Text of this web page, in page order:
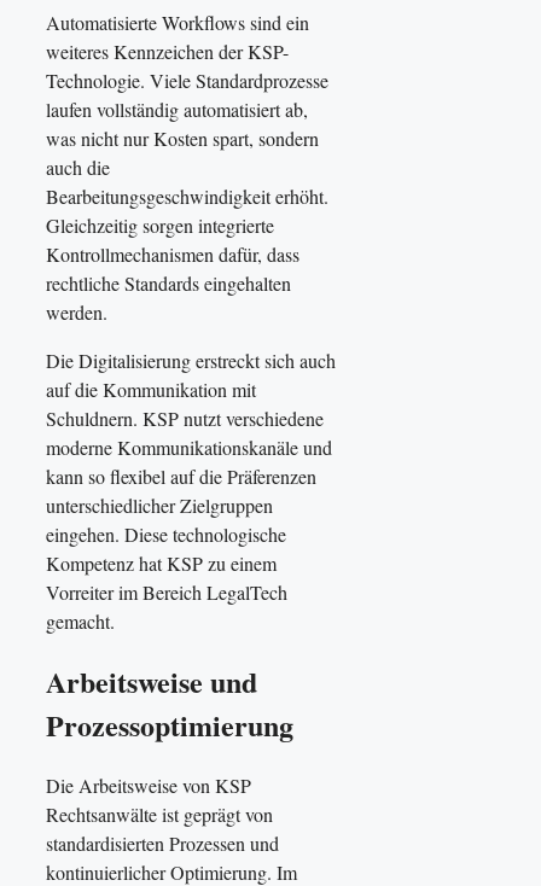
Automatisierte Workflows sind ein
weiteres Kennzeichen der KSP-
Technologie. Viele Standardprozesse
laufen vollständig automatisiert ab,
was nicht nur Kosten spart, sondern
auch die
Bearbeitungsgeschwindigkeit erhöht.
Gleichzeitig sorgen integrierte
Kontrollmechanismen dafür, dass
rechtliche Standards eingehalten
werden.
Die Digitalisierung erstreckt sich auch
auf die Kommunikation mit
Schuldnern. KSP nutzt verschiedene
moderne Kommunikationskanäle und
kann so flexibel auf die Präferenzen
unterschiedlicher Zielgruppen
eingehen. Diese technologische
Kompetenz hat KSP zu einem
Vorreiter im Bereich LegalTech
gemacht.
Arbeitsweise und
Prozessoptimierung
Die Arbeitsweise von KSP
Rechtsanwälte ist geprägt von
standardisierten Prozessen und
kontinuierlicher Optimierung. Im